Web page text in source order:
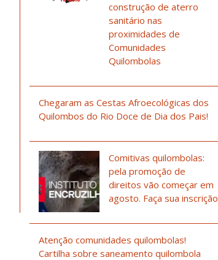
construção de aterro
sanitário nas
proximidades de
Comunidades
Quilombolas
Chegaram as Cestas Afroecológicas dos
Quilombos do Rio Doce de Dia dos Pais!
Comitivas quilombolas:
pela promoção de
direitos vão começar em
agosto. Faça sua inscrição
Atenção comunidades quilombolas!
Cartilha sobre saneamento quilombola